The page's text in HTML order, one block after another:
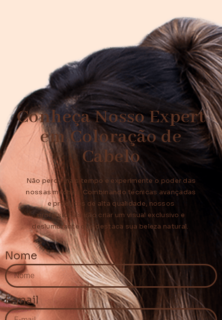
Conheça Nosso Expert
em Coloração de
Cabelo
Não perca mais tempo e experimente o poder das
nossas mechas. Combinando técnicas avançadas
e produtos de alta qualidade, nossos
profissionais irão criar um visual exclusivo e
deslumbrante que destaca sua beleza natural.
Nome
E-mail